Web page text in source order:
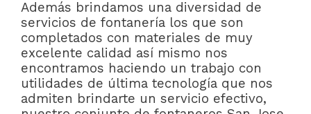
Además brindamos una diversidad de
servicios de fontanería los que son
completados con materiales de muy
excelente calidad así mismo nos
encontramos haciendo un trabajo con
utilidades de última tecnología que nos
admiten brindarte un servicio efectivo,